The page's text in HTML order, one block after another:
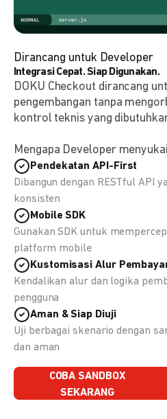
Dirancang untuk Developer
Integrasi Cepat. Siap Digunakan.
DOKU Checkout dirancang
pengembangan tanpa
kontrol teknis yang
Mengapa Developer
Pendekatan API-First
Dibangun dengan RESTful API
konsisten
Mobile SDK
Gunakan SDK untuk
platform mobile
Kustomisasi Alur
Kendalikan alur dan logika
pengguna
Aman & Siap Diuji
Uji berbagai skenario dengan
dan aman
COBA SANDBOX
SEKARANG